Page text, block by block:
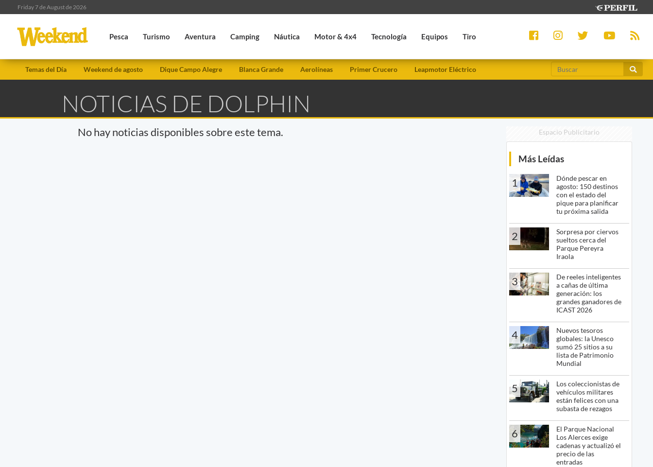
Friday 7 de August de 2026
Pesca Turismo Aventura Camping Náutica Motor & 4x4 Tecnología Equipos Tiro
Temas del Día Weekend de agosto Dique Campo Alegre Blanca Grande Aerolíneas Primer Crucero Leapmotor Eléctrico
NOTICIAS DE DOLPHIN
No hay noticias disponibles sobre este tema. Espacio Publicitario
Más Leídas
1
Dónde pescar en
agosto: 150 destinos
con el estado del
pique para planificar
tu próxima salida
2
Sorpresa por ciervos
sueltos cerca del
Parque Pereyra
Iraola
3
De reeles inteligentes
a cañas de última
generación: los
grandes ganadores de
ICAST 2026
4
Nuevos tesoros
globales: la Unesco
sumó 25 sitios a su
lista de Patrimonio
Mundial
5
Los coleccionistas de
vehículos militares
están felices con una
subasta de rezagos
6
El Parque Nacional
Los Alerces exige
cadenas y actualizó el
precio de las
entradas